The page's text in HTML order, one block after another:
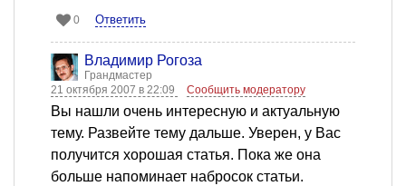
0 Ответить
Владимир Рогоза
Грандмастер
21 октября 2007 в 22:09
Сообщить модератору
Вы нашли очень интересную и актуальную
тему. Развейте тему дальше. Уверен, у Вас
получится хорошая статья. Пока же она
больше напоминает набросок статьи.